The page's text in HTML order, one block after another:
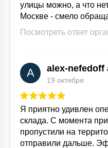
улицы можно, а что
Москве - смело
Посмотреть ответ
A alex-nefedoff
19 октября
Я приятно удивлен
склада. С момента
пропустили на
отправили дальше.